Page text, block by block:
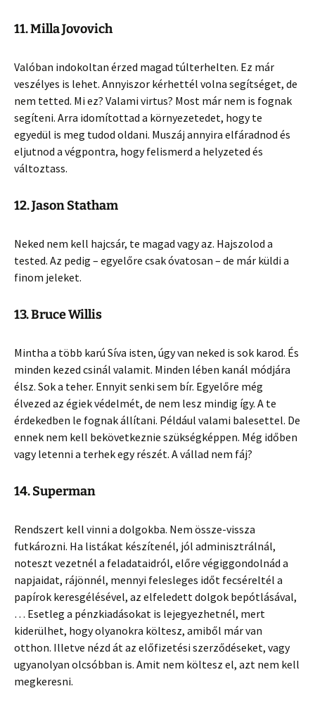
11. Milla Jovovich
Valóban indokoltan érzed magad túlterhelten. Ez már
veszélyes is lehet. Annyiszor kérhettél volna segítséget, de
nem tetted. Mi ez? Valami virtus? Most már nem is fognak
segíteni. Arra idomítottad a környezetedet, hogy te
egyedül is meg tudod oldani. Muszáj annyira elfáradnod és
eljutnod a végpontra, hogy felismerd a helyzeted és
változtass.
12. Jason Statham
Neked nem kell hajcsár, te magad vagy az. Hajszolod a
tested. Az pedig – egyelőre csak óvatosan – de már küldi a
finom jeleket.
13. Bruce Willis
Mintha a több karú Síva isten, úgy van neked is sok karod. És
minden kezed csinál valamit. Minden lében kanál módjára
élsz. Sok a teher. Ennyit senki sem bír. Egyelőre még
élvezed az égiek védelmét, de nem lesz mindig így. A te
érdekedben le fognak állítani. Például valami balesettel. De
ennek nem kell bekövetkeznie szükségképpen. Még időben
vagy letenni a terhek egy részét. A vállad nem fáj?
14. Superman
Rendszert kell vinni a dolgokba. Nem össze-vissza
futkározni. Ha listákat készítenél, jól adminisztrálnál,
noteszt vezetnél a feladataidról, előre végiggondolnád a
napjaidat, rájönnél, mennyi felesleges időt fecséreltél a
papírok keresgélésével, az elfeledett dolgok bepótlásával,
… Esetleg a pénzkiadásokat is lejegyezhetnél, mert
kiderülhet, hogy olyanokra költesz, amiből már van
otthon. Illetve nézd át az előfizetési szerződéseket, vagy
ugyanolyan olcsóbban is. Amit nem költesz el, azt nem kell
megkeresni.